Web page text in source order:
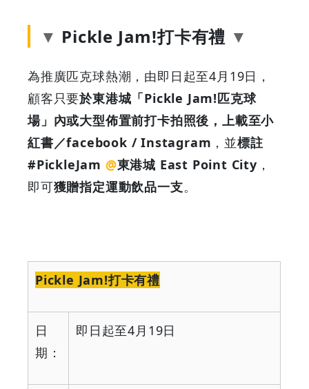
Pickle Jam!打卡有禮
為推廣匹克球熱潮，由即日起至4月19日，
顧客只要於東港城「Pickle Jam!匹克球
場」內或大型佈置前打卡拍照後，上載至小
紅書／facebook / Instagram ，並標註
#PickleJam @東港城 East Point City ，
即可獲贈指定運動飲品一支。
Pickle Jam!打卡有禮
日
期：
即日起至4月 19日